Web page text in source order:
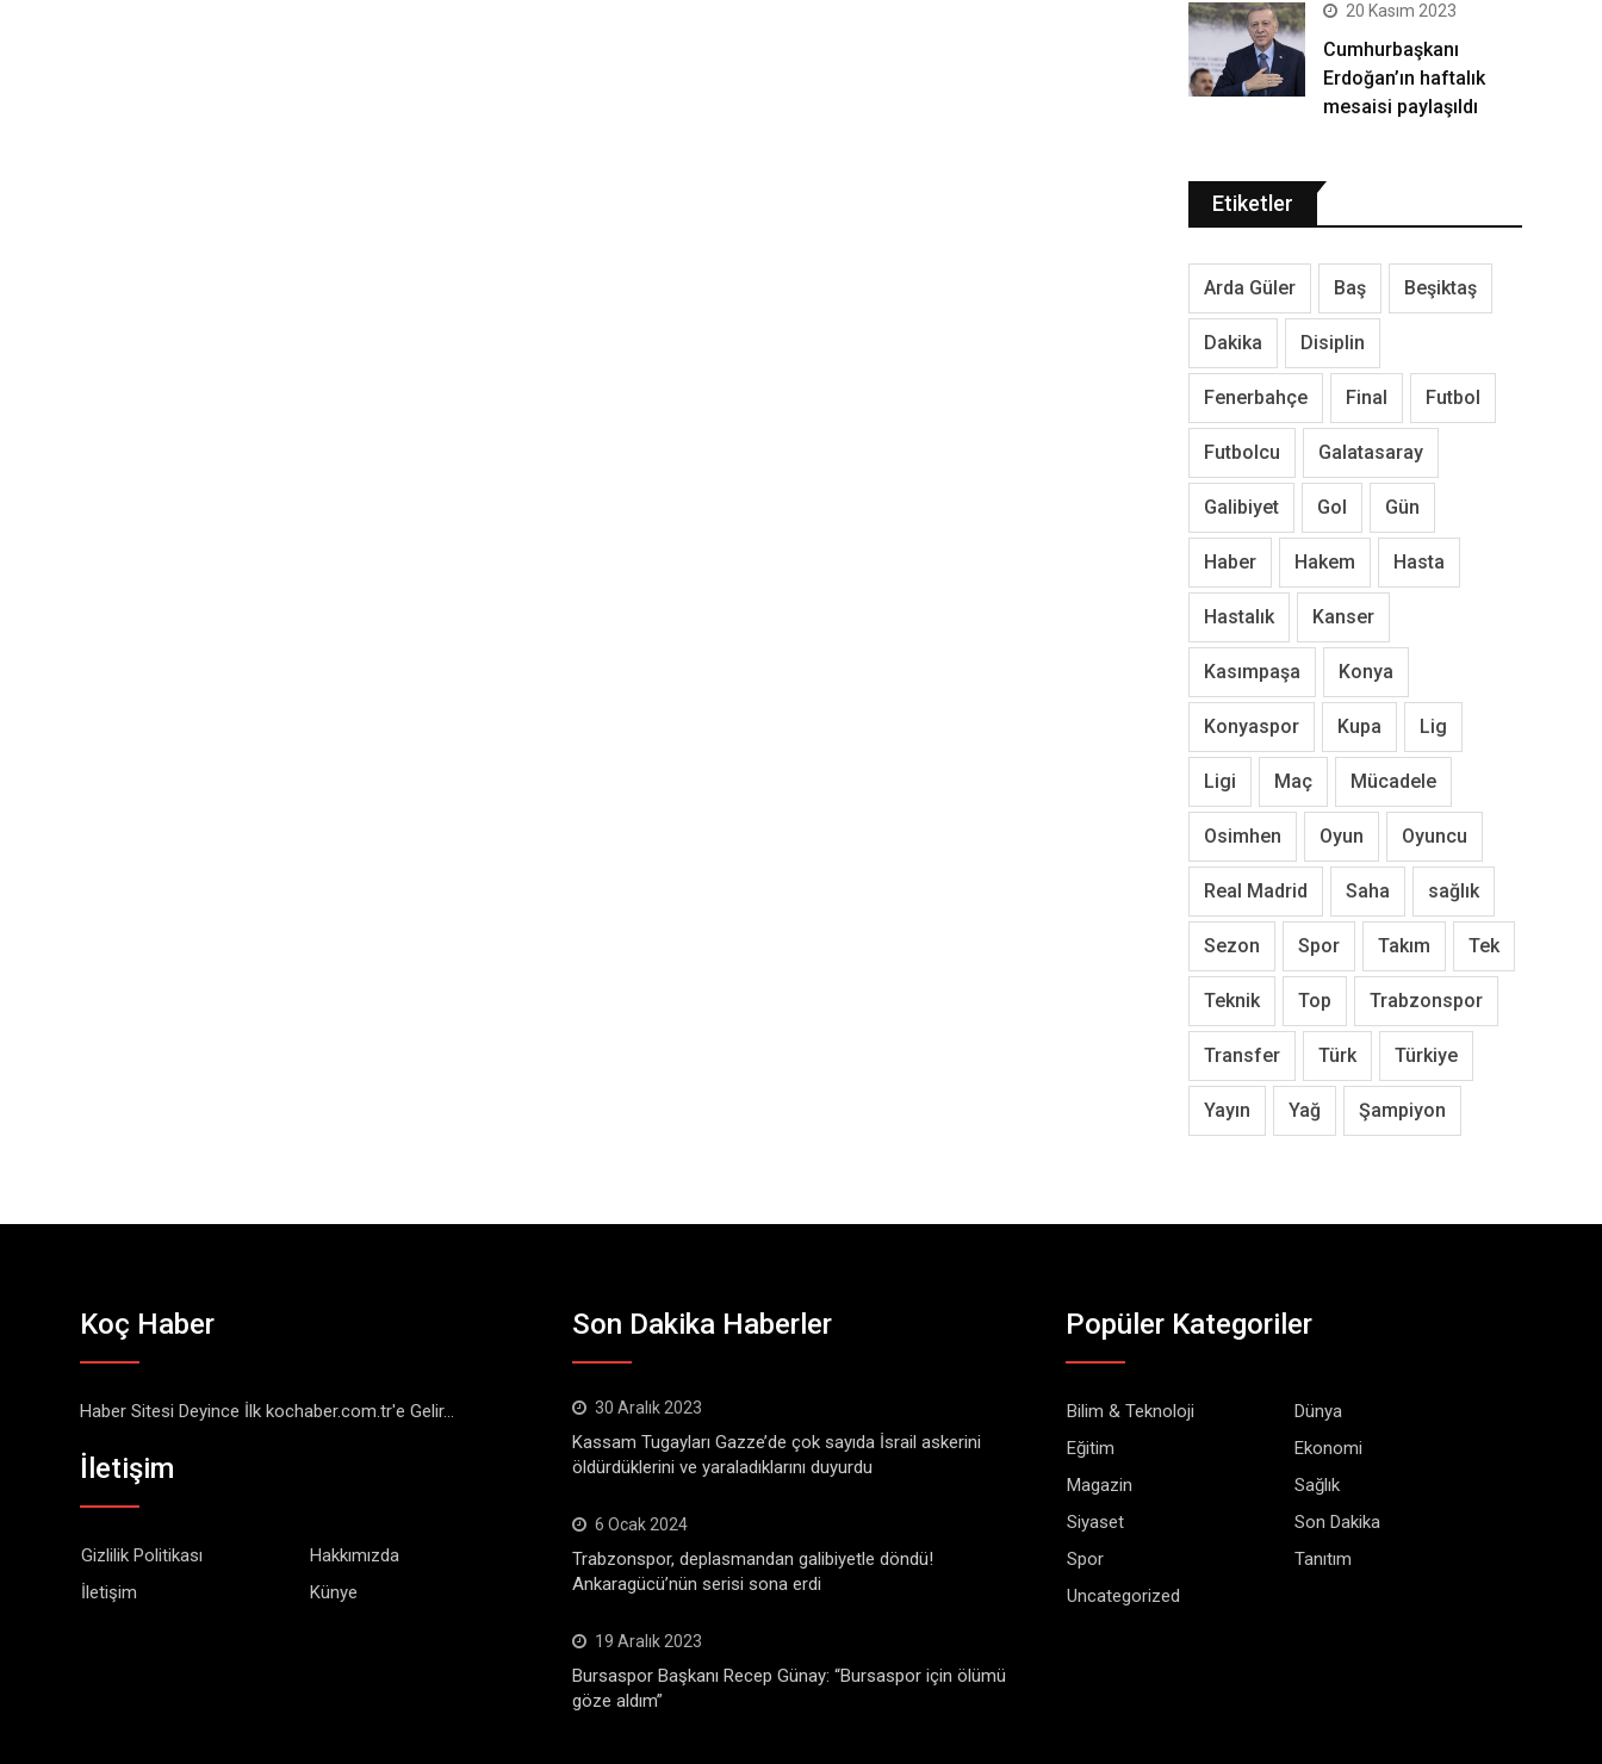
20 Kasım 2023
Cumhurbaşkanı
Erdoğan’ın haftalık
mesaisi paylaşıldı
Etiketler
Arda Güler Baş Beşiktaş
Dakika Disiplin
Fenerbahçe Final Futbol
Futbolcu Galatasaray
Galibiyet Gol Gün
Haber Hakem Hasta
Hastalık Kanser
Kasımpaşa Konya
Konyaspor Kupa Lig
Ligi Maç Mücadele
Osimhen Oyun Oyuncu
Real Madrid Saha sağlık
Sezon Spor Takım Tek
Teknik Top Trabzonspor
Transfer Türk Türkiye
Yayın Yağ Şampiyon
Koç Haber
Haber Sitesi Deyince İlk kochaber.com.tr'e Gelir...
İletişim
Gizlilik Politikası
Hakkımızda
İletişim
Künye
Son Dakika Haberler
30 Aralık 2023
Kassam Tugayları Gazze’de çok sayıda İsrail askerini
öldürdüklerini ve yaraladıklarını duyurdu
6 Ocak 2024
Trabzonspor, deplasmandan galibiyetle döndü!
Ankaragücü’nün serisi sona erdi
19 Aralık 2023
Bursaspor Başkanı Recep Günay: “Bursaspor için ölümü
göze aldım”
Popüler Kategoriler
Bilim & Teknoloji
Dünya
Eğitim
Ekonomi
Magazin
Sağlık
Siyaset
Son Dakika
Spor
Tanıtım
Uncategorized